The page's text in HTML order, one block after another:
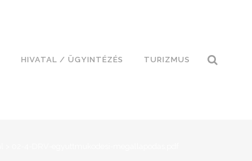
HIVATAL / ÜGYINTÉZÉS TURIZMUS